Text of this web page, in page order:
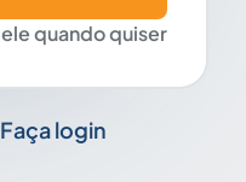
quando quiser
Faça login